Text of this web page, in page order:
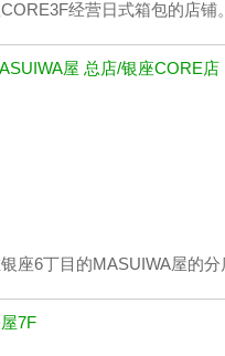
经营日式箱包的店铺
屋 总店/银座CORE店
座6丁目的MASUIWA屋的
7F